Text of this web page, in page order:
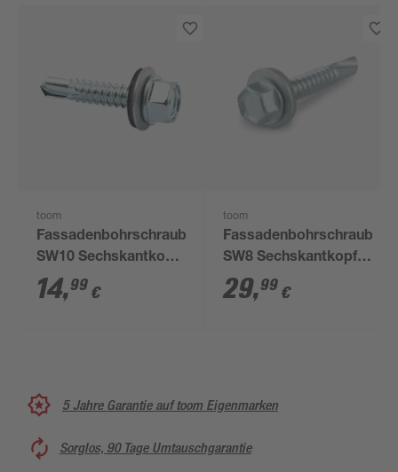
toom
Fassadenbohrschraube
SW10 Sechskantkopf
Stahl verzinkt 6,3 x 38
mm 20 Stück
14,99 €
toom
Fassadenbohrschrauben
SW8 Sechskantkopf
Edelstahl 5,5 x 30 mm
25 Stück
29,99 €
5 Jahre Garantie auf toom Eigenmarken
Sorglos, 90 Tage Umtauschgarantie